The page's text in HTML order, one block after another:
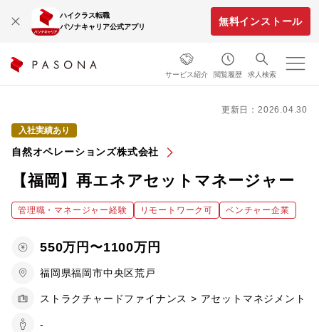
ハイクラス転職
パソナキャリア公式アプリ
無料インストール
サービス紹介 閲覧履歴 求人検索
更新日：2026.04.30
入社実績あり
自然オペレーションズ株式会社
【福岡】再エネアセットマネージャー
管理職・マネージャー経験 リモートワーク可 ベンチャー企業
550万円〜1100万円
福岡県福岡市中央区荒戸
ストラクチャードファイナンス > アセットマネジメント
-